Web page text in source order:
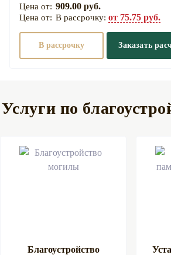
909.00 руб.
В рассрочку: от 75.75 руб.
В рассрочку Заказать
Услуги по
Благоустройство